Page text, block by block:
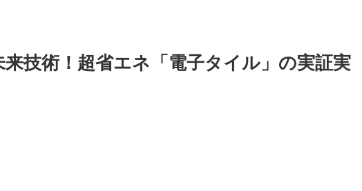
技術！超省エネ「電子タイル」の実証実